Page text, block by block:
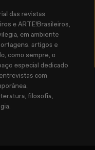
das revistas
e ARTE!Brasileiros,
em ambiente
artigos e
como sempre, o
especial dedicado
com
filosofia,